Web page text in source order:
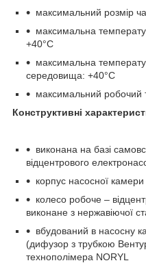
максимальний розмір
максимальна
+40°С
максимальна
середовища: +40°С
максимальний
Конструктивні
виконана на базі
відцентрового
корпус насосної камери
колесо робоче –
виконане з нержавіючої
вбудований в насосну
(дифузор з трубкою
технополімера NORYL